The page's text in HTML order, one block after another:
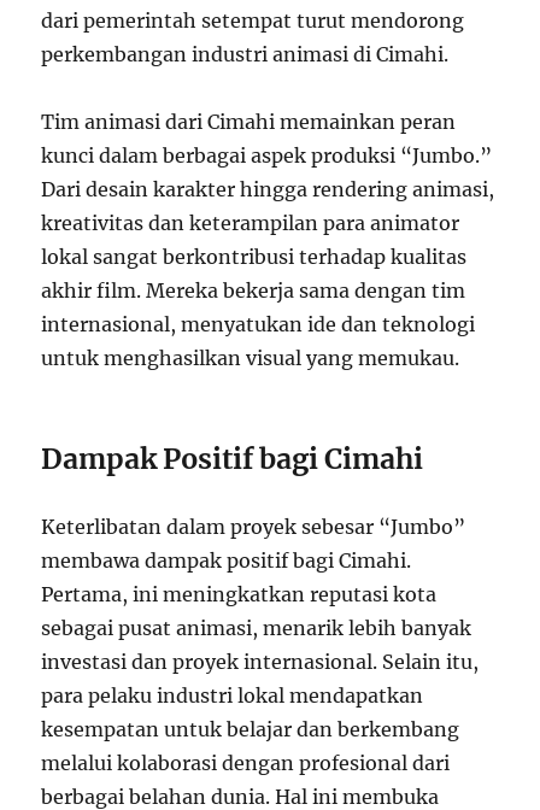
dari pemerintah setempat turut mendorong
perkembangan industri animasi di Cimahi.
Tim animasi dari Cimahi memainkan peran
kunci dalam berbagai aspek produksi “Jumbo.”
Dari desain karakter hingga rendering animasi,
kreativitas dan keterampilan para animator
lokal sangat berkontribusi terhadap kualitas
akhir film. Mereka bekerja sama dengan tim
internasional, menyatukan ide dan teknologi
untuk menghasilkan visual yang memukau.
Dampak Positif bagi Cimahi
Keterlibatan dalam proyek sebesar “Jumbo”
membawa dampak positif bagi Cimahi.
Pertama, ini meningkatkan reputasi kota
sebagai pusat animasi, menarik lebih banyak
investasi dan proyek internasional. Selain itu,
para pelaku industri lokal mendapatkan
kesempatan untuk belajar dan berkembang
melalui kolaborasi dengan profesional dari
berbagai belahan dunia. Hal ini membuka